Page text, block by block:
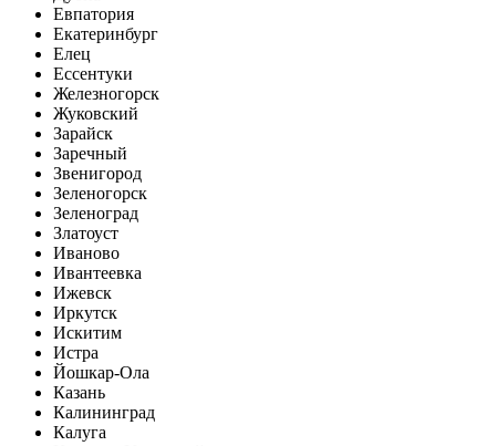
Евпатория
Екатеринбург
Елец
Ессентуки
Железногорск
Жуковский
Зарайск
Заречный
Звенигород
Зеленогорск
Зеленоград
Златоуст
Иваново
Ивантеевка
Ижевск
Иркутск
Искитим
Истра
Йошкар-Ола
Казань
Калининград
Калуга